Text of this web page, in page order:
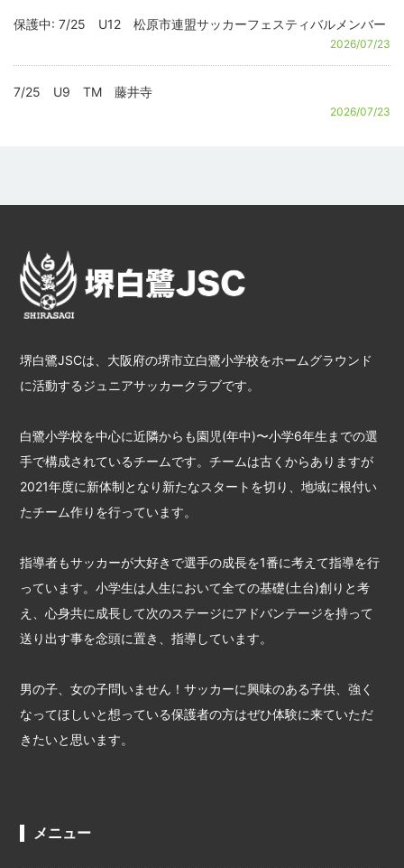
保護中: 7/25 U12 松原市連盟サッカーフェスティバルメンバー
2026/07/23
7/25 U9 TM 藤井寺
2026/07/23
堺白鷺JSCは、大阪府の堺市立白鷺小学校をホームグラウンド
に活動するジュニアサッカークラブです。
白鷺小学校を中心に近隣からも園児(年中)〜小学6年生までの選
手で構成されているチームです。チームは古くからありますが
2021年度に新体制となり新たなスタートを切り、地域に根付い
たチーム作りを行っています。
指導者もサッカーが大好きで選手の成長を1番に考えて指導を行
っています。小学生は人生において全ての基礎(土台)創りと考
え、心身共に成長して次のステージにアドバンテージを持って
送り出す事を念頭に置き、指導しています。
男の子、女の子問いません！サッカーに興味のある子供、強く
なってほしいと想っている保護者の方はぜひ体験に来ていただ
きたいと思います。
メニュー